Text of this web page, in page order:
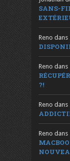
SANS-
Reno dans
Reno dans
?!
Reno dans
Reno dans